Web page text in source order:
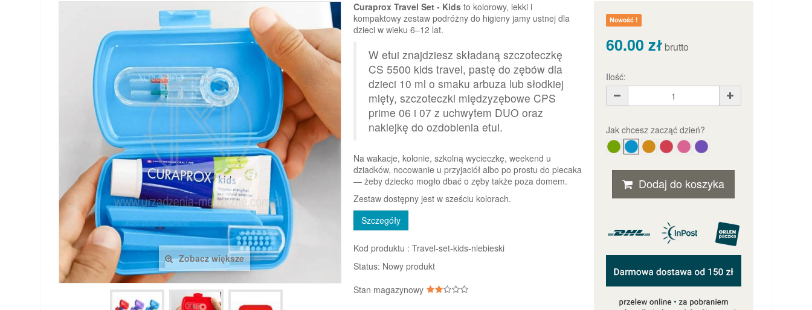
Zobacz większe
Nowość !
60.00 złbrutto
Ilość:
Jak chcesz zacząć dzień?
Dodaj do koszyka
Curaprox Travel Set - Kidsto kolorowy, lekki i
kompaktowy zestaw podróżny do higieny jamy ustnej dla
dzieci w wieku 6–12 lat.
W etui znajdziesz składaną szczoteczkę
CS 5500 kids travel, pastę do zębów dla
dzieci 10 ml o smaku arbuza lub słodkiej
mięty, szczoteczki międzyzębowe CPS
prime 06 i 07 z uchwytem DUO oraz
naklejkę do ozdobienia etui.
Na wakacje, kolonie, szkolną wycieczkę, weekend u
dziadków, nocowanie u przyjaciół albo po prostu do plecaka
— żeby dziecko mogło dbać o zęby także poza domem.
Zestaw dostępny jest w sześciu kolorach.
Szczegóły
Kod produktu : Travel-set-kids-niebieski
Status: Nowy produkt
Stan magazynowy